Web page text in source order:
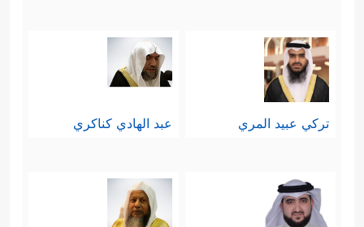
عَـٰهَدَ ٱللَّهَ لَىِٕنۡ ءَاتَىٰنَا مِن فَضۡلِهِۦ لَنَصَّدَّقَنَّ وَلَنَكُونَنَّ مِنَ
ٱلصَّـٰلِحِینَ
وَتَوَلَّواْ وَّهُم مُّعۡرِضُونَ
فَأَعۡقَبَهُمۡ نِفَاقࣰا فِی
قُلُوبِهِمۡ إِلَىٰ یَوۡمِ یَلۡقَوۡنَهُۥ بِمَاۤ أَخۡلَفُواْ ٱللَّهَ مَا وَعَدُوهُ وَبِمَا
كَانُواْ یَكۡذِبُونَ﴾
تركي عبيد المري عبد الهادي كناكري